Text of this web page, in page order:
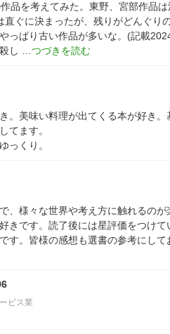
品を考えてみた。東野、宮部作品
直ぐに決まったが、残りがどんぐり
っぱり古い作品が多いな。(記載
し
。美味い料理が出てくる本が好き
てます。
っくり。
、様々な世界や考え方に触れるの
きです。読了後には星評価をつけ
す。皆様の感想も選書の参考にし
ビス業